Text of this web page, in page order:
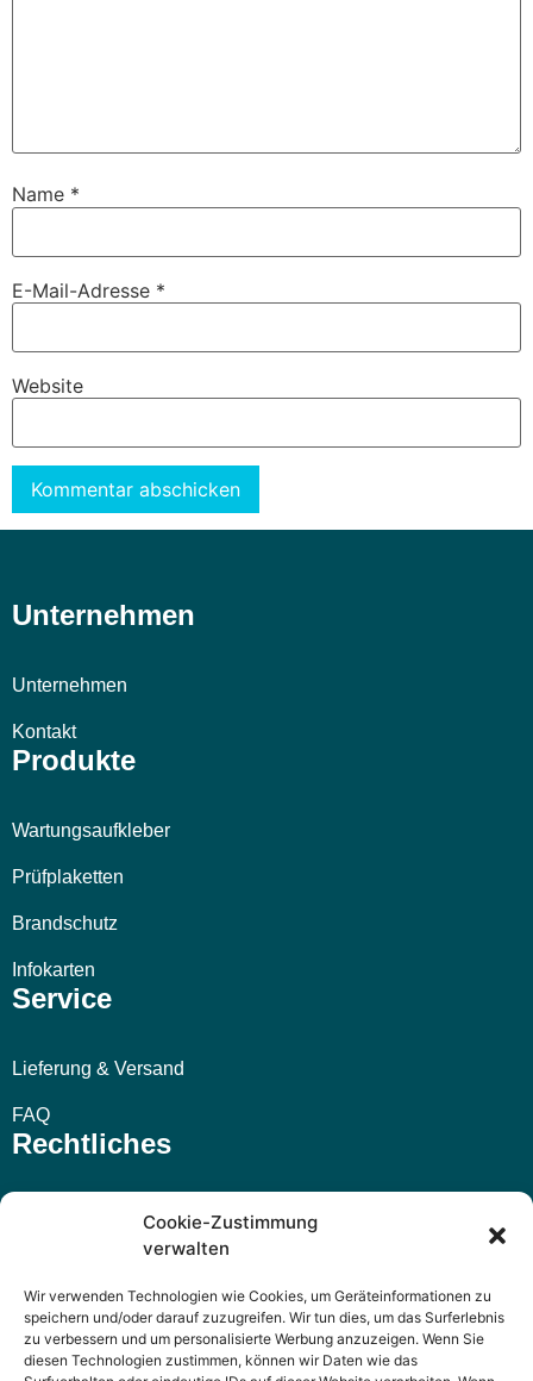
Cookie-Zustimmung
verwalten
Wir verwenden Technologien wie Cookies, um Geräteinformationen zu
speichern und/oder darauf zuzugreifen. Wir tun dies, um das Surferlebnis
zu verbessern und um personalisierte Werbung anzuzeigen. Wenn Sie
diesen Technologien zustimmen, können wir Daten wie das
Name *
E-Mail-Adresse *
Website
Unternehmen
Unternehmen
Kontakt
Produkte
Wartungsaufkleber
Prüfplaketten
Brandschutz
Infokarten
Service
Lieferung & Versand
FAQ
Rechtliches
Widerrufsbelehrung
Datenschutzerklärung